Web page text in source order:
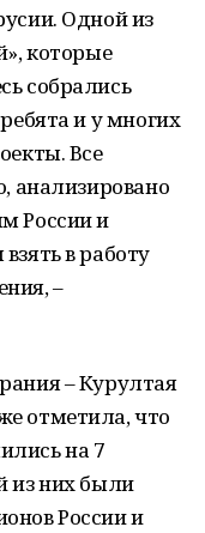
Одной из
которые
собрались
и у многих
Все
анализировано
России и
в работу
–
– Курултая
отметила, что
на 7
из них были
России и